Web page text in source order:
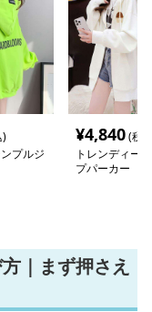
)
プルジ
¥4,840(税
トレンディー
プパーカー
｜まず押さえ